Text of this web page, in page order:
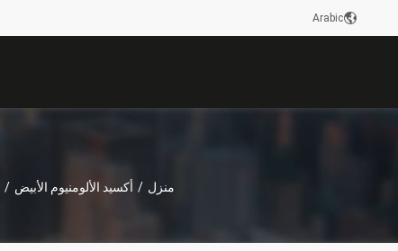
Arabic
منزل / أكسيد الألومنيوم الأبيض /